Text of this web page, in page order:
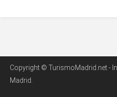
Copyright © TurismoMadrid.net -
Madrid.